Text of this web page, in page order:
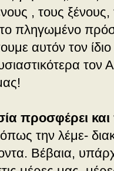
, τους ξένους,
πληγωμένο
αυτόν τον
προσφέρει
την λέμε-
Βέβαια,